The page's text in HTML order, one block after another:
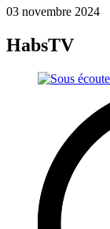
03 novembre 2024
HabsTV